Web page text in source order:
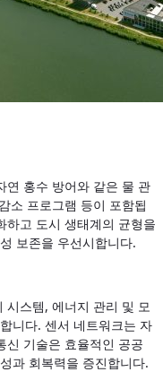
연 홍수 방어와 같은 물 관
소 프로그램 등이 포함됩
하고 도시 생태계의 균형을
보존을 우선시합니다.
스템, 에너지 관리 및 모
니다. 센서 네트워크는 자
신 기술은 효율적인 공공
과 회복력을 증진합니다.